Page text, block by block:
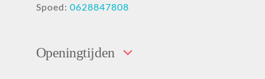
Spoed: 0628847808
Openingtijden